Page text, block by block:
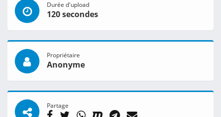
Durée d'upload
120 secondes
Propriétaire
Anonyme
Partage